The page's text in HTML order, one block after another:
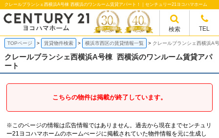
検索 TEL
クレールブランシェ西横浜A号棟 西横浜のワンルーム賃貸アパート！｜センチュリー21ヨコハマホーム
TOPページ 賃貸物件検索 横浜市西区の賃貸情報一覧 クレールブランシェ西横浜A
クレールブランシェ西横浜A号棟 西横浜のワンルーム賃貸アパ
ート
こちらの物件は掲載が終了しています。
※このページの情報は広告情報ではありません。過去から現在までセンチュリ
ー21ヨコハマホームのホームぺージに掲載されていた物件情報を元に生成し